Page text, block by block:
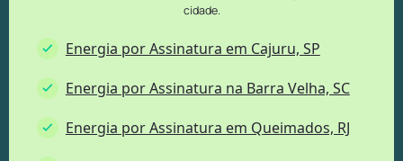
cidade.
Energia por Assinatura em Cajuru, SP
Energia por Assinatura na Barra Velha, SC
Energia por Assinatura em Queimados, RJ